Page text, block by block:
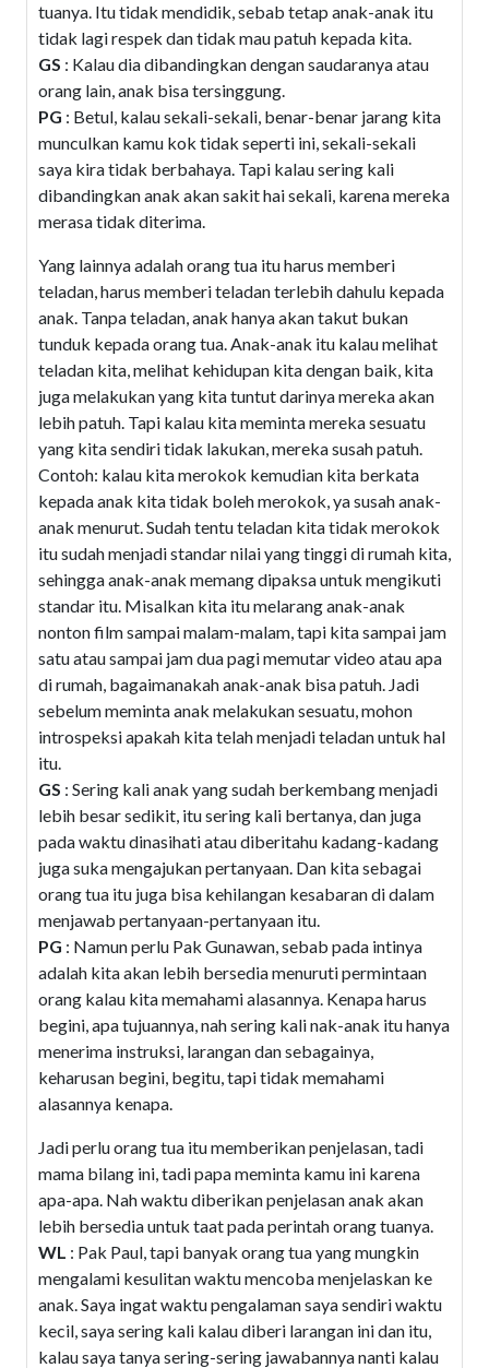
tuanya. Itu tidak mendidik, sebab tetap anak-anak itu
tidak lagi respek dan tidak mau patuh kepada kita.
GS : Kalau dia dibandingkan dengan saudaranya atau
orang lain, anak bisa tersinggung.
PG : Betul, kalau sekali-sekali, benar-benar jarang kita
munculkan kamu kok tidak seperti ini, sekali-sekali
saya kira tidak berbahaya. Tapi kalau sering kali
dibandingkan anak akan sakit hai sekali, karena mereka
merasa tidak diterima.
Yang lainnya adalah orang tua itu harus memberi
teladan, harus memberi teladan terlebih dahulu kepada
anak. Tanpa teladan, anak hanya akan takut bukan
tunduk kepada orang tua. Anak-anak itu kalau melihat
teladan kita, melihat kehidupan kita dengan baik, kita
juga melakukan yang kita tuntut darinya mereka akan
lebih patuh. Tapi kalau kita meminta mereka sesuatu
yang kita sendiri tidak lakukan, mereka susah patuh.
Contoh: kalau kita merokok kemudian kita berkata
kepada anak kita tidak boleh merokok, ya susah anak-
anak menurut. Sudah tentu teladan kita tidak merokok
itu sudah menjadi standar nilai yang tinggi di rumah kita,
sehingga anak-anak memang dipaksa untuk mengikuti
standar itu. Misalkan kita itu melarang anak-anak
nonton film sampai malam-malam, tapi kita sampai jam
satu atau sampai jam dua pagi memutar video atau apa
di rumah, bagaimanakah anak-anak bisa patuh. Jadi
sebelum meminta anak melakukan sesuatu, mohon
introspeksi apakah kita telah menjadi teladan untuk hal
itu.
GS : Sering kali anak yang sudah berkembang menjadi
lebih besar sedikit, itu sering kali bertanya, dan juga
pada waktu dinasihati atau diberitahu kadang-kadang
juga suka mengajukan pertanyaan. Dan kita sebagai
orang tua itu juga bisa kehilangan kesabaran di dalam
menjawab pertanyaan-pertanyaan itu.
PG : Namun perlu Pak Gunawan, sebab pada intinya
adalah kita akan lebih bersedia menuruti permintaan
orang kalau kita memahami alasannya. Kenapa harus
begini, apa tujuannya, nah sering kali nak-anak itu hanya
menerima instruksi, larangan dan sebagainya,
keharusan begini, begitu, tapi tidak memahami
alasannya kenapa.
Jadi perlu orang tua itu memberikan penjelasan, tadi
mama bilang ini, tadi papa meminta kamu ini karena
apa-apa. Nah waktu diberikan penjelasan anak akan
lebih bersedia untuk taat pada perintah orang tuanya.
WL : Pak Paul, tapi banyak orang tua yang mungkin
mengalami kesulitan waktu mencoba menjelaskan ke
anak. Saya ingat waktu pengalaman saya sendiri waktu
kecil, saya sering kali kalau diberi larangan ini dan itu,
kalau saya tanya sering-sering jawabannya nanti kalau